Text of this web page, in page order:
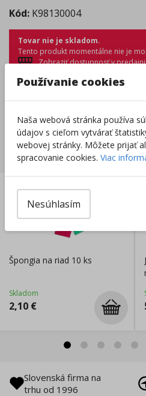
Kód: K98130004
Tovar nie je skladom.
Tento produkt momentálne nie je
Zobraziť dostupnosť v
Súvisiace
Špongia na riad 10 ks
Skladom
2,10 €
Slovenská firma na
trhu od 1996
Používanie cookies
Naša webová stránka používa
údajov s cieľom vytvárať
webovej stránky. Môžete prijať
spracovanie cookies. Viac
Nesúhlasím